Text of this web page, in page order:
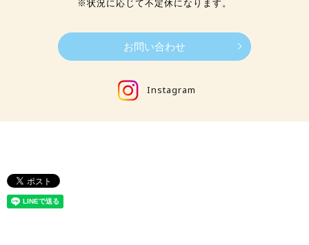
※状況に応じて不定休になります。
お問い合わせ
Instagram